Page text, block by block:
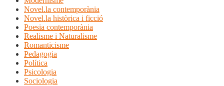
Novel.la contemporània
Novel.la històrica i ficció
Poesia contemporània
Realisme i Naturalisme
Romanticisme
Pedagogia
Política
Psicologia
Sociologia